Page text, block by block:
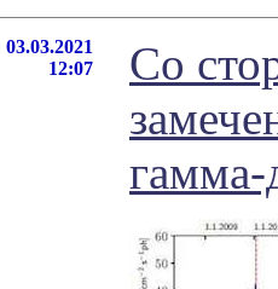
03.03.2021
12:07
Со
гамма-